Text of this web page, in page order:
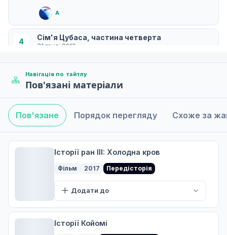
A
4 Сім'я Цубаса, частина четверта
31 груд. 2012
Навігація по тайтлу
Пов'язані матеріали
Пов'язане Порядок перегляду Схоже за
Історії ран III: Холодна кров
Фільм 2017 Передісторія
Додати до
Історії Койомі